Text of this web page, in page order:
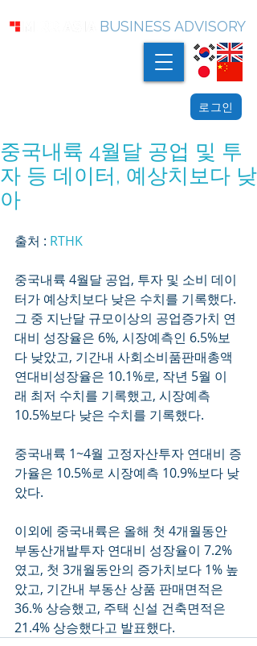
BUSINESS ADVISORY
로그인
중국내륙 4월달 공업 및 투
자 등 데이터, 예상치보다 낮
아
출처 : RTHK
중국내륙 4월달 공업, 투자 및 소비 데이
터가 예상치보다 낮은 수치를 기록했다.
그 중 지난달 규모이상의 공업증가치 연
대비 성장율은 6%, 시장예측인 6.5%보
다 낮았고, 기간내 사회소비품판매총액
연대비성장율은 10.1%로, 작년 5월 이
래 최저 수치를 기록했고, 시장예측
10.5%보다 낮은 수치를 기록했다.
중국내륙 1~4월 고정자산투자 연대비 증
가율은 10.5%로 시장예측 10.9%보다 낮
았다.
이외에 중국내륙은 올해 첫 4개월동안
부동산개발투자 연대비 성장율이 7.2%
였고, 첫 3개월동안의 증가치보다 1% 높
았고, 기간내 부동산 상품 판매면적은
36.% 상승했고, 주택 신설 건축면적은
21.4% 상승했다고 발표했다.